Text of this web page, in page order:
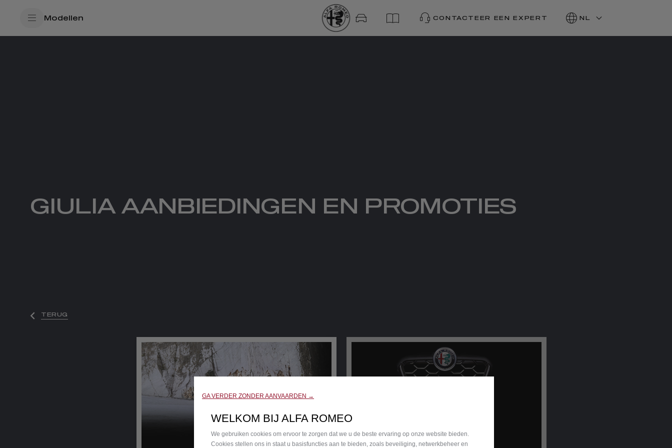
Modellen CONTACTEER EEN EXPERT NL
GIULIA AANBIEDINGEN EN PROMOTIES
TERUG
GA VERDER ZONDER AANVAARDEN →
WELKOM BIJ ALFA ROMEO
We gebruiken cookies om ervoor te zorgen dat we u de beste ervaring op onze website bieden.
Cookies stellen ons in staat u basisfuncties aan te bieden, zoals beveiliging, netwerkbeheer en